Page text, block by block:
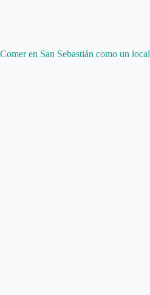
Comer en San Sebastián como un local